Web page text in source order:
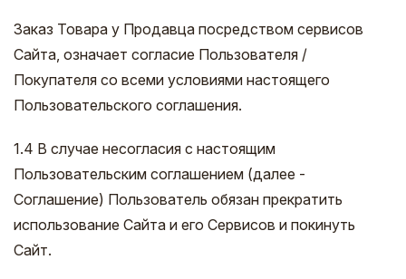
Заказ Товара у Продавца посредством сервисов
Сайта, означает согласие Пользователя /
Покупателя со всеми условиями настоящего
Пользовательского соглашения.
1.4 В случае несогласия с настоящим
Пользовательским соглашением (далее -
Соглашение) Пользователь обязан прекратить
использование Сайта и его Сервисов и покинуть
Cайт.